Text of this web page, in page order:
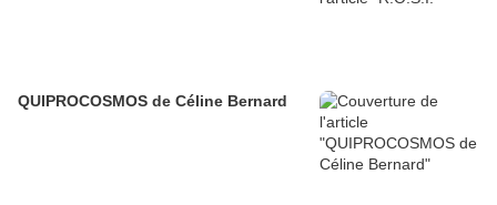
QUIPROCOSMOS de Céline Bernard